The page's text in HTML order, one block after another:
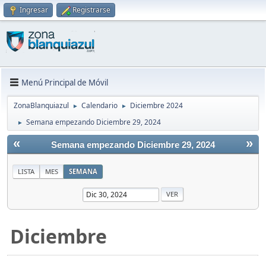
Ingresar Registrarse
Menú Principal de Móvil
ZonaBlanquiazul ► Calendario ► Diciembre 2024
► Semana empezando Diciembre 29, 2024
« »
Semana empezando Diciembre 29, 2024
LISTA MES SEMANA
Diciembre